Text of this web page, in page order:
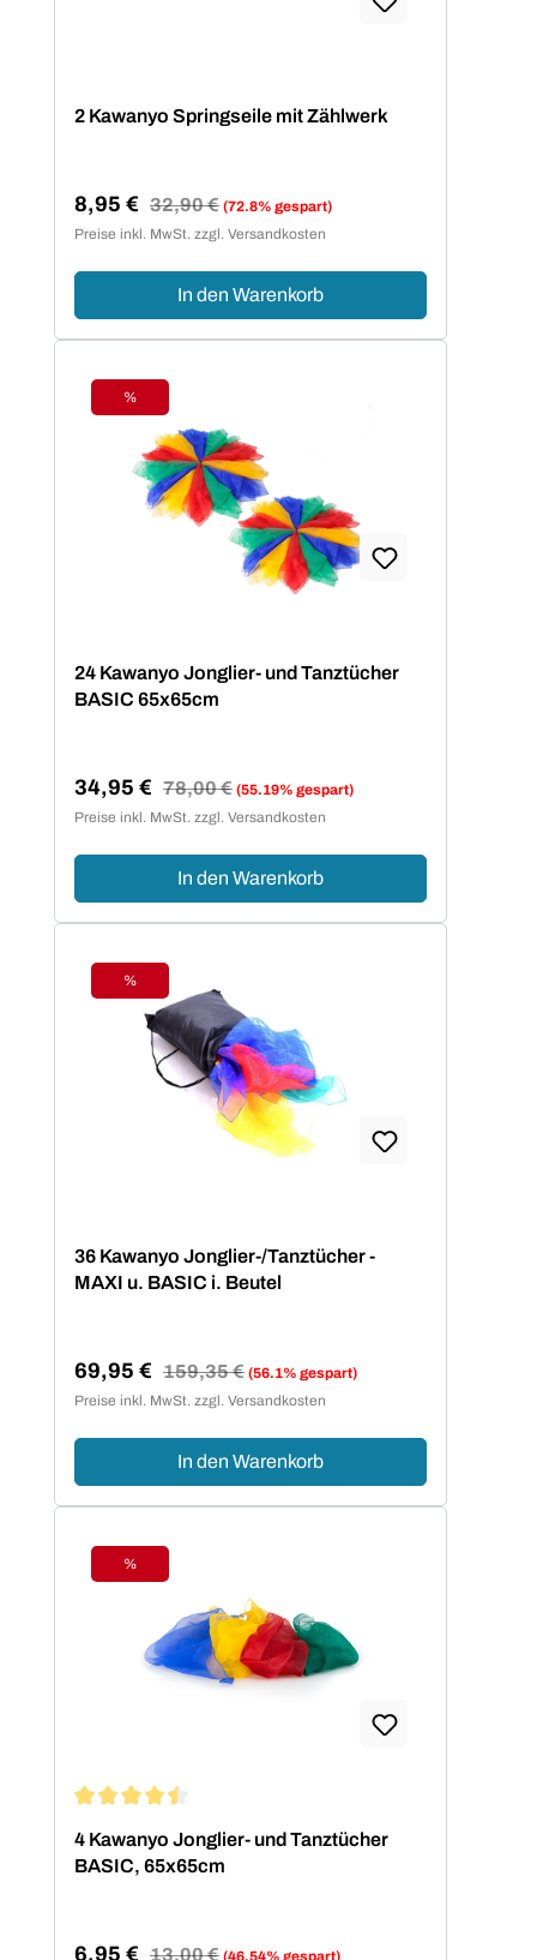
2 Kawanyo Springseile mit Zählwerk
Verkaufspreis:
8,95 € Regulärer Preis:
32,90 € (72.8% gespart)
Preise inkl. MwSt. zzgl. Versandkosten
In den Warenkorb
Rabatt
%
24 Kawanyo Jonglier- und Tanztücher
BASIC 65x65cm
Verkaufspreis:
34,95 € Regulärer Preis:
78,00 € (55.19% gespart)
Preise inkl. MwSt. zzgl. Versandkosten
In den Warenkorb
Rabatt
%
36 Kawanyo Jonglier-/Tanztücher -
MAXI u. BASIC i. Beutel
Verkaufspreis:
69,95 € Regulärer Preis:
159,35 € (56.1% gespart)
Preise inkl. MwSt. zzgl. Versandkosten
In den Warenkorb
Rabatt
%
4 Kawanyo Jonglier- und Tanztücher
BASIC, 65x65cm
6,95 € Regulärer Preis:
13,00 € (46.54% gespart)